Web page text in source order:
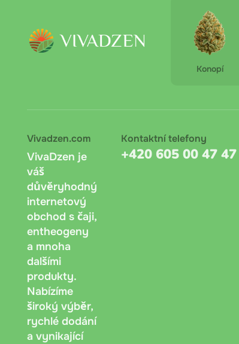
Konopí
Vivadzen.com
VivaDzen je
váš
důvěryhodný
internetový
obchod s čaji,
entheogeny
a mnoha
dalšími
produkty.
Nabízíme
široký výběr,
rychlé dodání
a vynikající
Kontaktní telefony
+420 605 00 47 47